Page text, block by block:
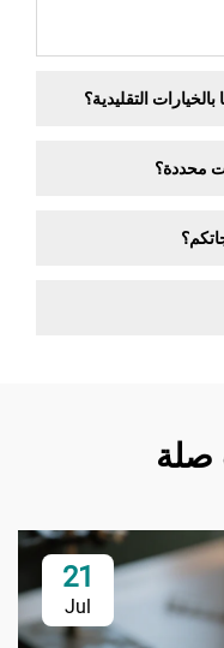
التقليدية؟
21
Jul